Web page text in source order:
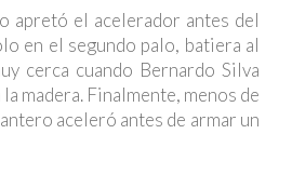
apretó el acelerador antes del
en el segundo palo, batiera al
cerca cuando Bernardo Silva
madera. Finalmente, menos de
aceleró antes de armar un